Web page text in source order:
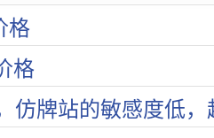
格
格
仿牌站的敏感度低，